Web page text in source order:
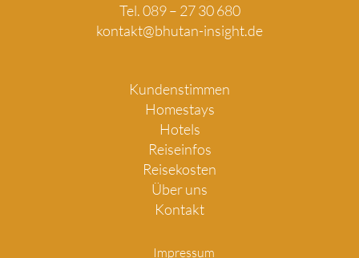
Tel. 089 – 27 30 680
kontakt@bhutan-insight.de
Kundenstimmen
Homestays
Hotels
Reiseinfos
Reisekosten
Über uns
Kontakt
Impressum